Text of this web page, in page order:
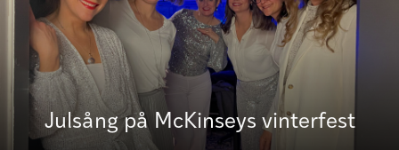
Julsång på McKinseys vinterfest